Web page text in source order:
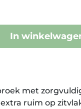
In
met
ruim op